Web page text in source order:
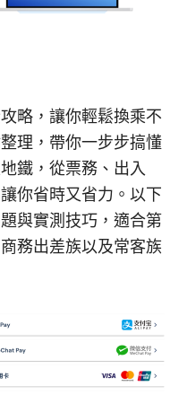
略，讓你輕鬆換乘不
理，帶你一步步搞懂
鐵，從票務、出入
你省時又省力。以下
與實測技巧，適合第
務出差族以及常客族